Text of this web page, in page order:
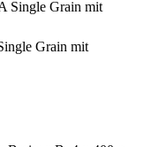
Grain mit